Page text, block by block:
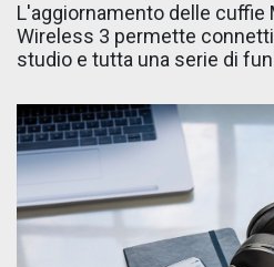
L'aggiornamento delle cuffie
Wireless 3 permette
studio e tutta una serie di